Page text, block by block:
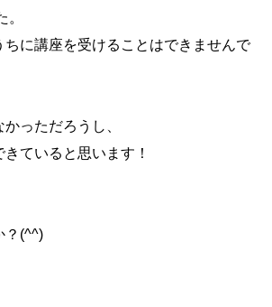
に講座を受けることはできませんで
っただろうし、
ていると思います！
？(^^)